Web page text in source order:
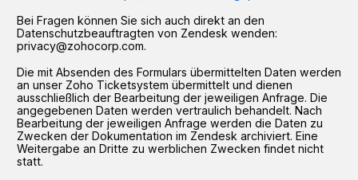
Bei Fragen können Sie sich auch direkt an den
Datenschutzbeauftragten von Zendesk wenden:
privacy@zohocorp.com.
Die mit Absenden des Formulars übermittelten Daten werden
an unser Zoho Ticketsystem übermittelt und dienen
ausschließlich der Bearbeitung der jeweiligen Anfrage. Die
angegebenen Daten werden vertraulich behandelt. Nach
Bearbeitung der jeweiligen Anfrage werden die Daten zu
Zwecken der Dokumentation im Zendesk archiviert. Eine
Weitergabe an Dritte zu werblichen Zwecken findet nicht
statt.